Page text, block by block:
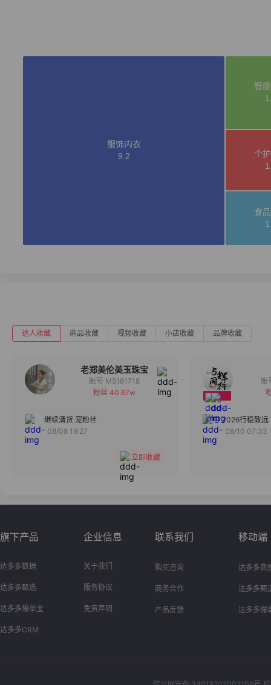
达人收藏 商品收藏 视频收藏 小店收藏 品牌收藏
老郑美伦美玉珠宝
备注
账号 M5181718
粉丝 40.67w
继续清货 宠粉丝
08/08 19:27
立即收藏
2026行稳致远
08/10 07:33
旗下产品
达多多数据
达多多甄选
达多多爆单宝
达多多CRM
企业信息
关于我们
服务协议
免责声明
联系我们
购买咨询
商务合作
产品反馈
移动端
达多多数
达多多甄
达多多爆